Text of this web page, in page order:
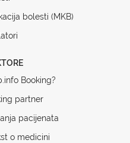
bolesti (MKB)
Booking?
partner
pacijenata
o medicini